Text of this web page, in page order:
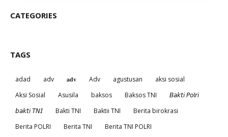
CATEGORIES
TAGS
adad adv 𝐚𝐝𝐯 Adv agustusan
aksi sosial
Aksi Sosial
Asusila baksos Baksos TNI
𝘉𝘢𝘬𝘵𝘪 𝘗𝘰𝘭𝘳𝘪
𝘣𝘢𝘬𝘵𝘪 𝘛𝘕𝘐
Bakti TNI Baktii TNI
Berita birokrasi
Berita POLRI
Berita TNI
Berita TNI POLRI